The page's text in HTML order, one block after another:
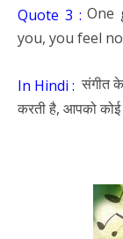
Quote 3 : One
you, you feel
In Hindi : संगीत
करती है, आपको कोई